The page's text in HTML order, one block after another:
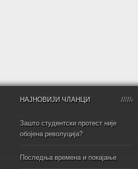
НАЈНОВИЈИ ЧЛАНЦИ
Зашто студентски протест није
обојена револуција?
Последња времена и покајање